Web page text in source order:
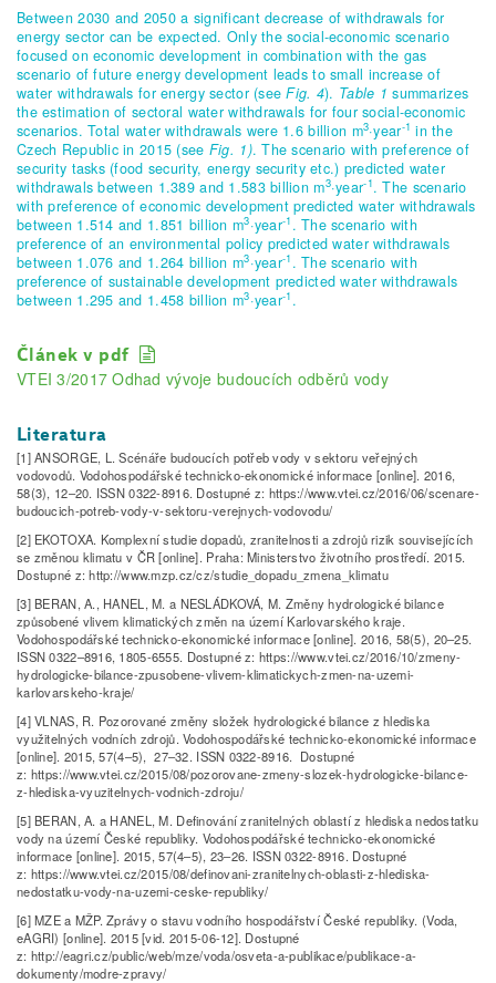
Between 2030 and 2050 a significant decrease of withdrawals for
energy sector can be expected. Only the social-economic scenario
focused on economic development in combination with the gas
scenario of future energy development leads to small increase of
water withdrawals for energy sector (seeFig. 4). Table 1 summarizes
the estimation of sectoral water withdrawals for four social-economic
scenarios. Total water withdrawals were 1.6 billion m3·year-1 in the
Czech Republic in 2015 (see Fig. 1). The scenario with preference of
security tasks (food security, energy security etc.) predicted water
withdrawals between 1.389 and 1.583 billion m3·year-1. The scenario
with preference of economic development predicted water withdrawals
between 1.514 and 1.851 billion m3·year-1 . The scenario with
preference of an environmental policy predicted water withdrawals
between 1.076 and 1.264 billion m3·year-1 . The scenario with
preference of sustainable development predicted water withdrawals
between 1.295 and 1.458 billion m3·year-1 .
Článek v pdf
VTEI 3/2017 Odhad vývoje budoucích odběrů vody
Literatura
[1] ANSORGE, L. Scénáře budoucích potřeb vody v sektoru veřejných
vodovodů. Vodohospodářské technicko-ekonomické informace [online]. 2016,
58(3), 12–20. ISSN 0322-8916. Dostupné z: https://www.vtei.cz/2016/06/scenare-
budoucich-potreb-vody-v-sektoru-verejnych-vodovodu/
[2] EKOTOXA. Komplexní studie dopadů, zranitelnosti a zdrojů rizik souvisejících
se změnou klimatu v ČR [online]. Praha: Ministerstvo životního prostředí. 2015.
Dostupné z: http://www.mzp.cz/cz/studie_dopadu_zmena_klimatu
[3] BERAN, A., HANEL, M. a NESLÁDKOVÁ, M. Změny hydrologické bilance
způsobené vlivem klimatických změn na území Karlovarského kraje.
Vodohospodářské technicko-ekonomické informace [online]. 2016, 58(5), 20–25.
ISSN 0322–8916, 1805-6555. Dostupné z: https://www.vtei.cz/2016/10/zmeny-
hydrologicke-bilance-zpusobene-vlivem-klimatickych-zmen-na-uzemi-
karlovarskeho-kraje/
[4] VLNAS, R. Pozorované změny složek hydrologické bilance z hlediska
využitelných vodních zdrojů. Vodohospodářské technicko-ekonomické informace
[online]. 2015, 57(4–5), 27–32. ISSN 0322-8916. Dostupné
z: https://www.vtei.cz/2015/08/pozorovane-zmeny-slozek-hydrologicke-bilance-
z-hlediska-vyuzitelnych-vodnich-zdroju/
[5] BERAN, A. a HANEL, M. Definování zranitelných oblastí z hlediska nedostatku
vody na území České republiky. Vodohospodářské technicko-ekonomické
informace [online]. 2015, 57(4–5), 23–26. ISSN 0322-8916. Dostupné
z: https://www.vtei.cz/2015/08/definovani-zranitelnych-oblasti-z-hlediska-
nedostatku-vody-na-uzemi-ceske-republiky/
[6] MZE a MŽP. Zprávy o stavu vodního hospodářství České republiky. (Voda,
eAGRI) [online]. 2015 [vid. 2015-06-12]. Dostupné
z: http://eagri.cz/public/web/mze/voda/osveta-a-publikace/publikace-a-
dokumenty/modre-zpravy/